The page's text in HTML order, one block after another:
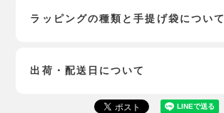
ラッピングの種類と手提げ袋について
出荷・配送日について